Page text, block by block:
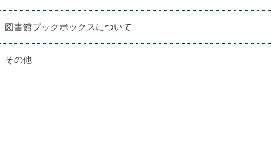
図書館ブックボックスについて
その他